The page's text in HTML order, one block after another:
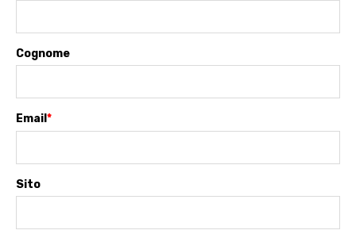
Cognome
Email *
Sito